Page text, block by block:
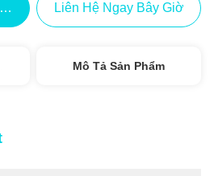
Liên Hệ Ngay Bây Giờ
Mô Tả Sản Phẩm